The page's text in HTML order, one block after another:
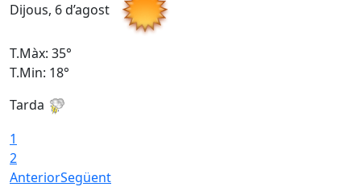
Dijous, 6 d’agost
T.Màx: 35°
T.Min: 18°
Tarda
1
2
AnteriorSegüent